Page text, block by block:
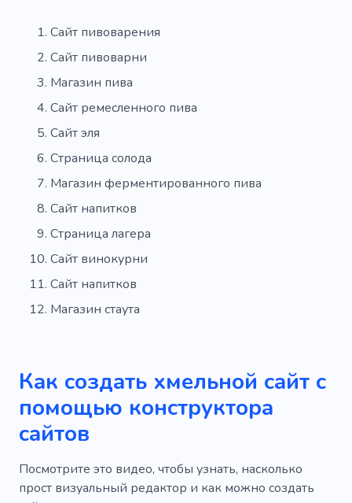
Сайт пивоварения
Сайт пивоварни
Магазин пива
Сайт ремесленного пива
Сайт эля
Страница солода
Магазин ферментированного пива
Сайт напитков
Страница лагера
Сайт винокурни
Сайт напитков
Магазин стаута
Как создать хмельной сайт с
помощью конструктора
сайтов
Посмотрите это видео, чтобы узнать, насколько
прост визуальный редактор и как можно создать